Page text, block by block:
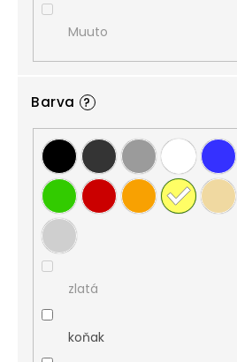
Muuto
Barva ?
zlatá
koňak